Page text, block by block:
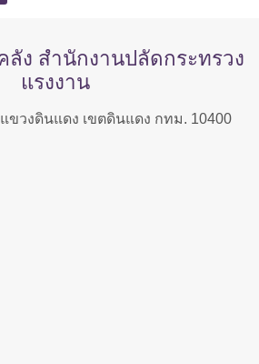
ลัง สำนักงานปลัดกระทรวง
แรงงาน
ขวงดินแดง เขตดินแดง กทม. 10400